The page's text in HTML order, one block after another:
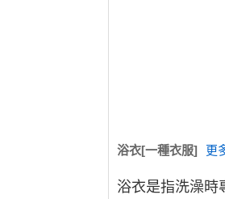
浴衣[一種衣服] 更
浴衣是指洗澡時